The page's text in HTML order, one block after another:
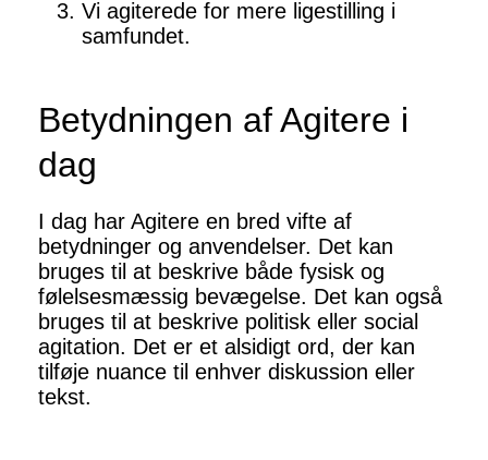
Vi agiterede for mere ligestilling i
samfundet.
Betydningen af Agitere i
dag
I dag har Agitere en bred vifte af
betydninger og anvendelser. Det kan
bruges til at beskrive både fysisk og
følelsesmæssig bevægelse. Det kan også
bruges til at beskrive politisk eller social
agitation. Det er et alsidigt ord, der kan
tilføje nuance til enhver diskussion eller
tekst.